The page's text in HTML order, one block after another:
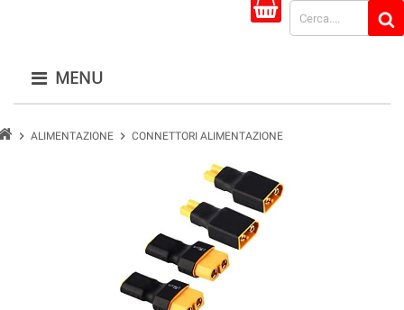
MENU
chevron_right ALIMENTAZIONE chevron_right CONNETTORI ALIMENTAZIONE